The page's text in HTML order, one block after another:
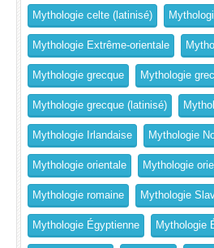
Mythologie celte (latinisé)
Mythologie Extrême-orientale
Mythologie grecque Mythologie
Mythologie grecque (latinisé)
Mythologie Irlandaise Mythologie
Mythologie orientale Mythologie
Mythologie romaine Mythologie
Mythologie Égyptienne Mythologie